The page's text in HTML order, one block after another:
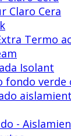
Claro Cera
Termo
Isolant
fondo verde
-